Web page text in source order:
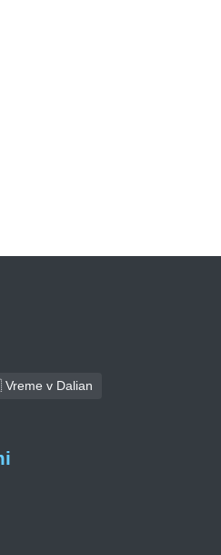
v Dalian